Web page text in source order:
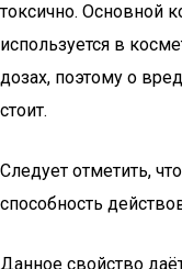
токсично. Основной
используется в
дозах, поэтому о
стоит.
Следует отметить,
способность
Данное свойство